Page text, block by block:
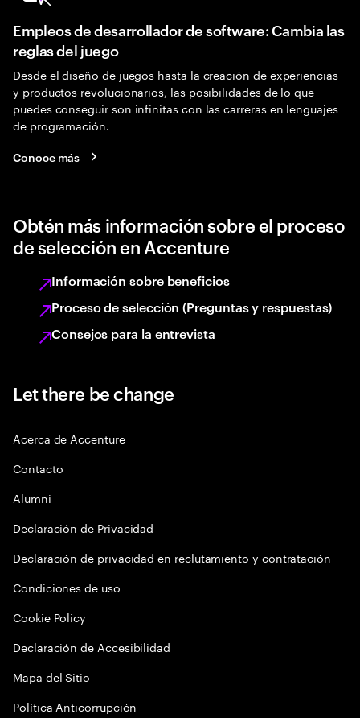
Empleos de desarrollador de software: Cambia las
reglas del juego
Desde el diseño de juegos hasta la creación de experiencias
y productos revolucionarios, las posibilidades de lo que
puedes conseguir son infinitas con las carreras en lenguajes
de programación.
Conoce más
Obtén más información sobre el proceso
de selección en Accenture
Información sobre beneficios
Proceso de selección (Preguntas y respuestas)
Consejos para la entrevista
Let there be change
Acerca de Accenture
Contacto
Alumni
Declaración de Privacidad
Declaración de privacidad en reclutamiento y contratación
Condiciones de uso
Cookie Policy
Declaración de Accesibilidad
Mapa del Sitio
Política Anticorrupción